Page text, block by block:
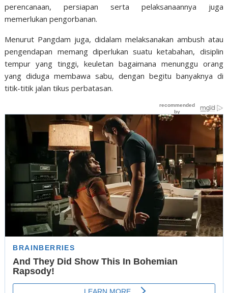
perencanaan, persiapan serta pelaksanaannya juga
memerlukan pengorbanan.
Menurut Pangdam juga, didalam melaksanakan ambush atau
pengendapan memang diperlukan suatu ketabahan, disiplin
tempur yang tinggi, keuletan bagaimana menunggu orang
yang diduga membawa sabu, dengan begitu banyaknya di
titik-titik jalan tikus perbatasan.